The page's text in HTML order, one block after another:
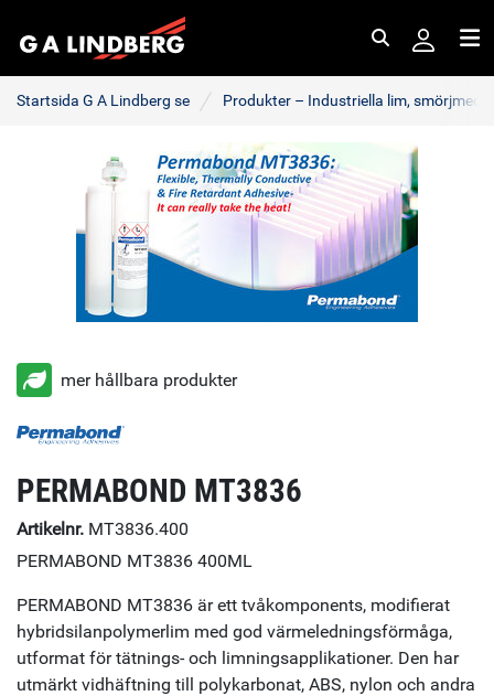
Startsida G A Lindberg se Produkter – Industriella lim,
mer hållbara produkter
PERMABOND MT3836
Artikelnr. MT3836.400
PERMABOND MT3836 400ML
PERMABOND MT3836 är ett tvåkomponents, modifierat
hybridsilanpolymerlim med god värmeledningsförmåga,
utformat för tätnings- och limningsapplikationer. Den har
utmärkt vidhäftning till polykarbonat, ABS, nylon och andra